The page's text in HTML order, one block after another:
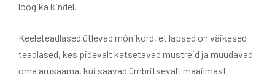
loogika kindel.
Keeleteadlased ütlevad mõnikord, et lapsed on väikesed
teadlased, kes pidevalt katsetavad mustreid ja muudavad
oma arusaama, kui saavad ümbritsevalt maailmast